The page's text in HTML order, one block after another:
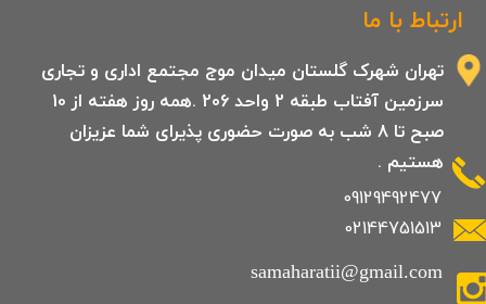
ارتباط با ما
09129492477
02144751513
تهران شهرک گلستان میدان موج مجتمع اداری و تجاری
سرزمین آفتاب طبقه 2 واحد 206 .همه روز هفته از 10
صبح تا 8 شب به صورت حضوری پذیرای شما عزیزان
هستیم .
samaharatii@gmail.com